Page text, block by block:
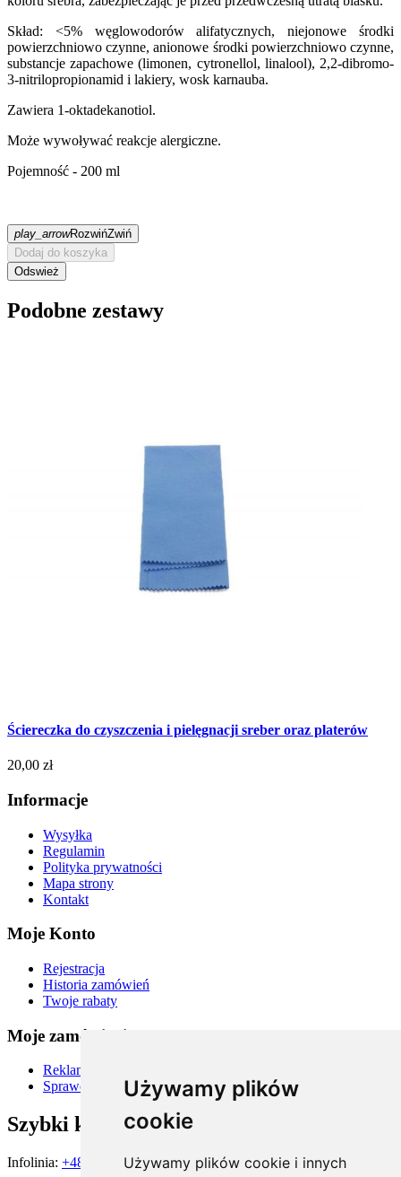
Używamy plików
cookie
Używamy plików cookie i innych
Skład: <5% węglowodorów alifatycznych, niejonowe środki
powierzchniowo czynne, anionowe środki powierzchniowo czynne,
substancje zapachowe (limonen, cytronellol, linalool), 2,2-dibromo-
3-nitrilopropionamid i lakiery, wosk karnauba.
Zawiera 1-oktadekanotiol.
Może wywoływać reakcje alergiczne.
Pojemność - 200 ml
play_arrowRozwińZwiń
Dodaj do koszyka
Podobne zestawy
Ściereczka do czyszczenia i pielęgnacji sreber oraz platerów
20,00 zł
Informacje
Wysyłka
Regulamin
Polityka prywatności
Mapa strony
Kontakt
Moje Konto
Rejestracja
Historia zamówień
Twoje rabaty
Moje zamówienia
Reklamacje i zwroty
Sprawdź status zamówienia
Szybki kontakt
Infolinia: +48 667 900 581